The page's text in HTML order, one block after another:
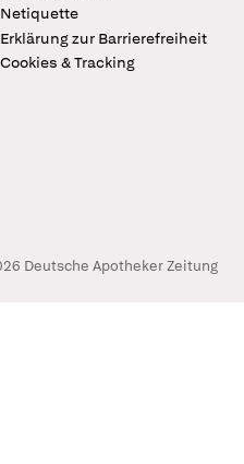
Netiquette
Erklärung zur Barrierefreiheit
Cookies & Tracking
Deutsche Apotheker Zeitung